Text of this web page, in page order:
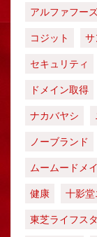
アルファフー
コジット
セキュリティ
ドメイン取得
ナカバヤシ
ノーブランド
ムームードメ
健康
十影
東芝ライフス